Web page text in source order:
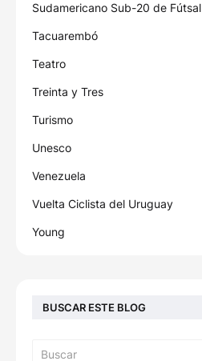
Sudamericano Sub-20 de Fútsal
Tacuarembó
Teatro
Treinta y Tres
Turismo
Unesco
Venezuela
Vuelta Ciclista del Uruguay
Young
BUSCAR ESTE BLOG